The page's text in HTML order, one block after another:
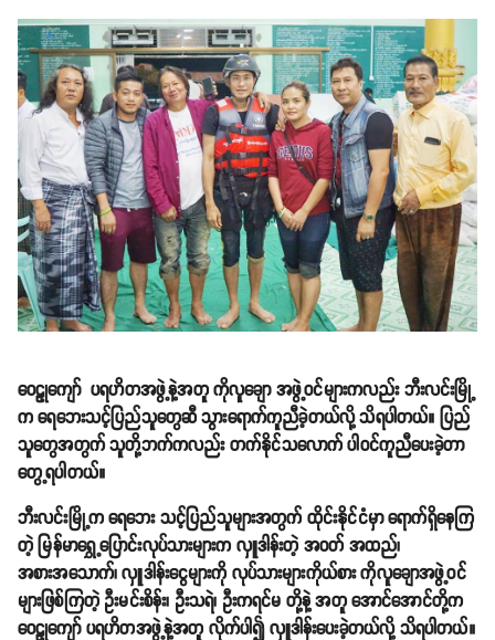
ဝေဠုကျော် ပရဟိတအဖွဲ့နဲ့အတူ ကိုလူချော အဖွဲ့ဝင်များကလည်း ဘီးလင်းမြို့
က ရေဘေးသင့်ပြည်သူတွေဆီ သွားရောက်ကူညီခဲ့တယ်လို့ သိရပါတယ်။ ပြည်
သူတွေအတွက် သူတို့ဘက်ကလည်း တက်နိုင်သလောက် ပါဝင်ကူညီပေးခဲ့တာ
တွေ့ရပါတယ်။
ဘီးလင်းမြို့က ရေဘေး သင့်ပြည်သူများအတွက် ထိုင်းနိုင်ငံမှာ ရောက်ရှိနေကြ
တဲ့ မြန်မာရွှေ့ပြောင်းလုပ်သားများက လှူဒါန်းတဲ့ အဝတ် အထည်၊
အစားအသောက်၊ လှူဒါန်းငွေများကို လုပ်သားများကိုယ်စား ကိုလူချောအဖွဲ့ဝင်
များဖြစ်ကြတဲ့ ဦးမင်းစိန်း၊ ဦးသရဲ၊ ဦးကရင်မ တို့နဲ့ အတူ အောင်အောင်တို့က
ဝေဠုကျော် ပရဟိတအဖွဲ့နဲ့အတူ လိုက်ပါ၍ လှူဒါန်းပေးခဲ့တယ်လို့ သိရပါတယ်။